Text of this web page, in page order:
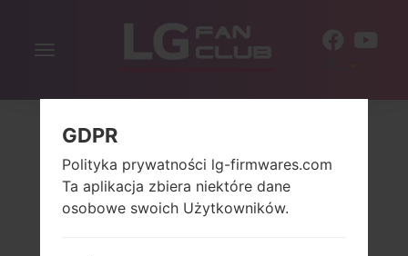
Włącz
GDPR
Polityka prywatności lg-firmwares.com
Ta aplikacja zbiera niektóre dane
osobowe swoich Użytkowników.